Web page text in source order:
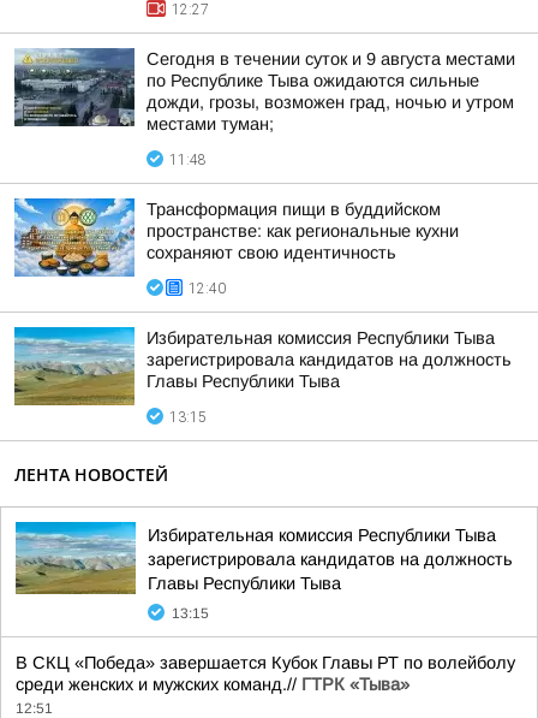
12:27
Сегодня в течении суток и 9 августа местами
по Республике Тыва ожидаются сильные
дожди, грозы, возможен град, ночью и утром
местами туман;
11:48
Трансформация пищи в буддийском
пространстве: как региональные кухни
сохраняют свою идентичность
12:40
Избирательная комиссия Республики Тыва
зарегистрировала кандидатов на должность
Главы Республики Тыва
13:15
ЛЕНТА НОВОСТЕЙ
Избирательная комиссия Республики Тыва
зарегистрировала кандидатов на должность
Главы Республики Тыва
13:15
В СКЦ «Победа» завершается Кубок Главы РТ по волейболу
среди женских и мужских команд.// ГТРК «Тыва»
12:51